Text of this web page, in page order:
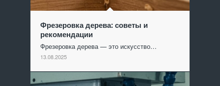
Фрезеровка дерева: советы и
рекомендации
Фрезеровка дерева — это искусство…
13.08.2025